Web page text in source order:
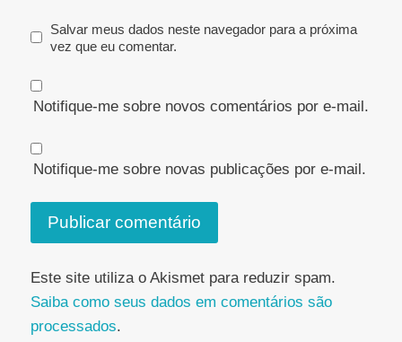
Salvar meus dados neste navegador para a próxima
vez que eu comentar.
Notifique-me sobre novos comentários por e-mail.
Notifique-me sobre novas publicações por e-mail.
Este site utiliza o Akismet para reduzir spam.
Saiba como seus dados em comentários são
processados.